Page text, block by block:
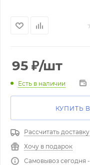
95 ₽/шт
Есть в наличии
КУПИТЬ
Рассчитать доставку
Хочу в подарок
Самовывоз сегодня